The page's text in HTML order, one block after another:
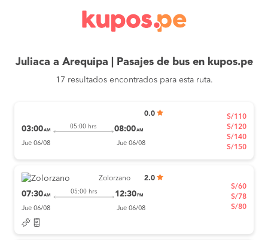
Juliaca a Arequipa | Pasajes de bus en kupos.pe
17 resultados encontrados para esta ruta.
0.0
03:00AM
05:00 hrs 08:00AM
Jue 06/08 Jue 06/08
S/110
S/120
S/140
S/150
Zolorzano 2.0
07:30AM
05:00 hrs 12:30 PM
Jue 06/08 Jue 06/08
S/60
S/78
S/80